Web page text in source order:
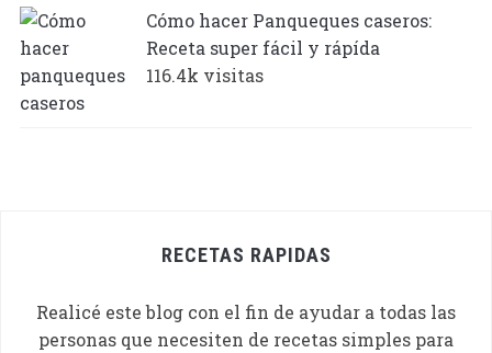
Cómo hacer Panqueques caseros:
Receta super fácil y rápída
116.4k visitas
RECETAS RAPIDAS
Realicé este blog con el fin de ayudar a todas las
personas que necesiten de recetas simples para